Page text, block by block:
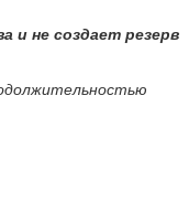
и не создает резерв